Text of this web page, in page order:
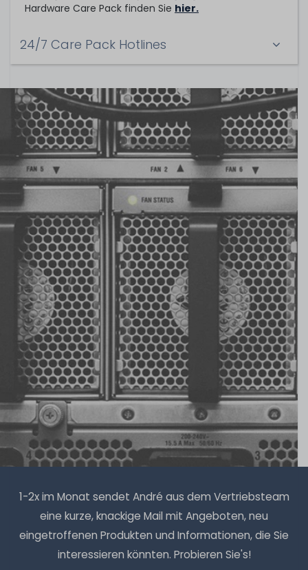
Hardware Care Pack finden Sie hier.
24/7 Care Pack Hotlines
1-2x im Monat sendet André aus dem Vertriebsteam
eine kurze, knackige Mail mit Angeboten, neu
eingetroffenen Produkten und Informationen, die Sie
interessieren könnten. Probieren Sie's!